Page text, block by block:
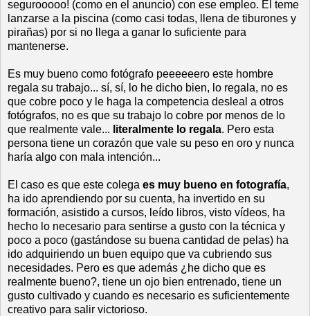
segurooooo! (como en el anuncio) con ese empleo. Él teme
lanzarse a la piscina (como casi todas, llena de tiburones y
pirañas) por si no llega a ganar lo suficiente para
mantenerse.
Es muy bueno como fotógrafo peeeeeero este hombre
regala su trabajo... sí, sí, lo he dicho bien, lo regala, no es
que cobre poco y le haga la competencia desleal a otros
fotógrafos, no es que su trabajo lo cobre por menos de lo
que realmente vale... literalmente lo regala. Pero esta
persona tiene un corazón que vale su peso en oro y nunca
haría algo con mala intención...
El caso es que este colega es muy bueno en fotografía,
ha ido aprendiendo por su cuenta, ha invertido en su
formación, asistido a cursos, leído libros, visto vídeos, ha
hecho lo necesario para sentirse a gusto con la técnica y
poco a poco (gastándose su buena cantidad de pelas) ha
ido adquiriendo un buen equipo que va cubriendo sus
necesidades. Pero es que además ¿he dicho que es
realmente bueno?, tiene un ojo bien entrenado, tiene un
gusto cultivado y cuando es necesario es suficientemente
creativo para salir victorioso.